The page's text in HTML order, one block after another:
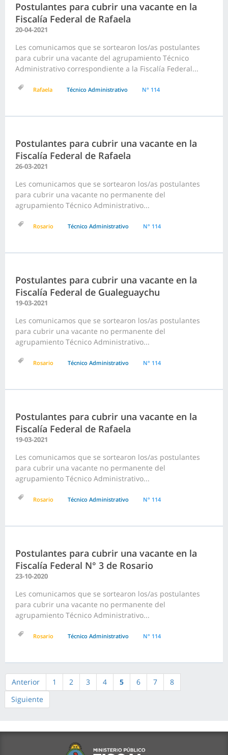
Postulantes para cubrir una vacante en la
Fiscalía Federal de Rafaela
20-04-2021
Les comunicamos que se sortearon los/as postulantes
para cubrir una vacante del agrupamiento Técnico
Administrativo correspondiente a la Fiscalía Federal...
Rafaela Técnico Administrativo N° 114
Postulantes para cubrir una vacante en la
Fiscalía Federal de Rafaela
26-03-2021
Les comunicamos que se sortearon los/as postulantes
para cubrir una vacante no permanente del
agrupamiento Técnico Administrativo...
Rosario Técnico Administrativo N° 114
Postulantes para cubrir una vacante en la
Fiscalía Federal de Gualeguaychu
19-03-2021
Les comunicamos que se sortearon los/as postulantes
para cubrir una vacante no permanente del
agrupamiento Técnico Administrativo...
Rosario Técnico Administrativo N° 114
Postulantes para cubrir una vacante en la
Fiscalía Federal de Rafaela
19-03-2021
Les comunicamos que se sortearon los/as postulantes
para cubrir una vacante no permanente del
agrupamiento Técnico Administrativo...
Rosario Técnico Administrativo N° 114
Postulantes para cubrir una vacante en la
Fiscalía Federal N° 3 de Rosario
23-10-2020
Les comunicamos que se sortearon los/as postulantes
para cubrir una vacante no permanente del
agrupamiento Técnico Administrativo...
Rosario Técnico Administrativo N° 114
Anterior 1 2 3 4 5 6 7
8
Siguiente